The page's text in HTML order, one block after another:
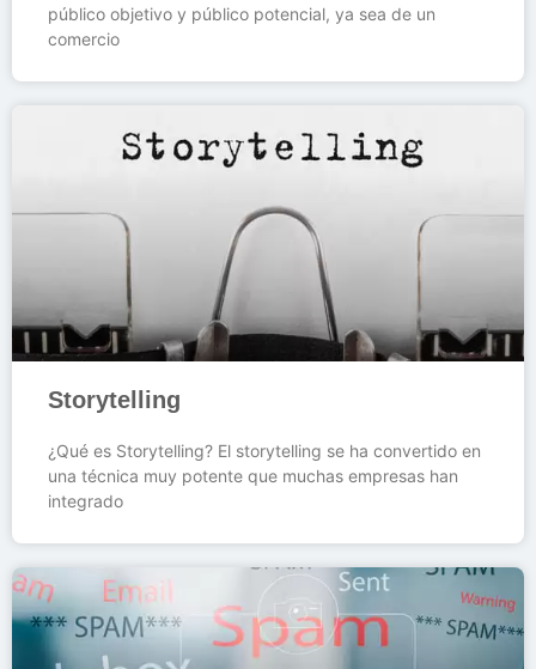
público objetivo y público potencial, ya sea de un
comercio
Storytelling
¿Qué es Storytelling? El storytelling se ha convertido en
una técnica muy potente que muchas empresas han
integrado